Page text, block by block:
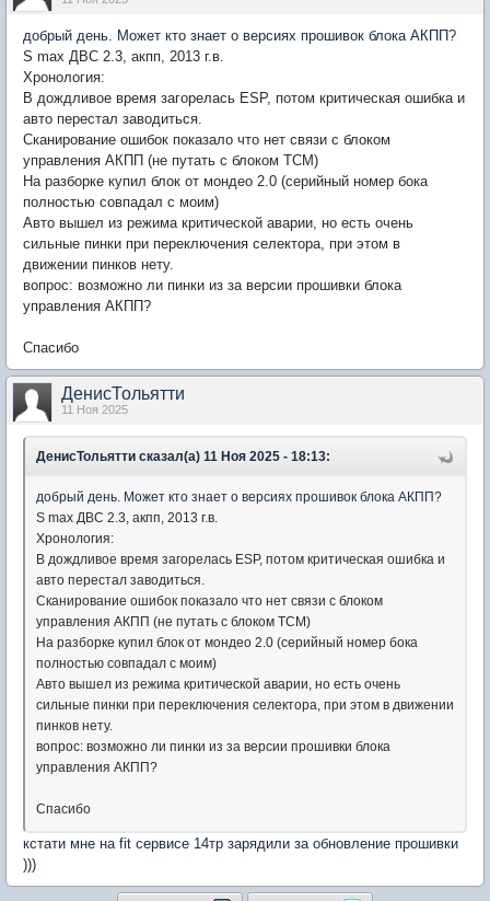
добрый день. Может кто знает о версиях прошивок блока АКПП?
S max ДВС 2.3, акпп, 2013 г.в.
Хронология:
В дождливое время загорелась ESP, потом критическая ошибка и
авто перестал заводиться.
Сканирование ошибок показало что нет связи с блоком
управления АКПП (не путать с блоком TCM)
На разборке купил блок от мондео 2.0 (серийный номер бока
полностью совпадал с моим)
Авто вышел из режима критической аварии, но есть очень
сильные пинки при переключения селектора, при этом в
движении пинков нету.
вопрос: возможно ли пинки из за версии прошивки блока
управления АКПП?
Спасибо
ДенисТольятти
11 Ноя 2025
ДенисТольятти сказал(а) 11 Ноя 2025 - 18:13:
добрый день. Может кто знает о версиях прошивок блока АКПП?
S max ДВС 2.3, акпп, 2013 г.в.
Хронология:
В дождливое время загорелась ESP, потом критическая ошибка и
авто перестал заводиться.
Сканирование ошибок показало что нет связи с блоком
управления АКПП (не путать с блоком TCM)
На разборке купил блок от мондео 2.0 (серийный номер бока
полностью совпадал с моим)
Авто вышел из режима критической аварии, но есть очень
сильные пинки при переключения селектора, при этом в движении
пинков нету.
вопрос: возможно ли пинки из за версии прошивки блока
управления АКПП?
Спасибо
кстати мне на fit сервисе 14тр зарядили за обновление прошивки
)))